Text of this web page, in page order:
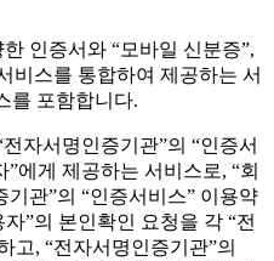
인증서와 “모바일 신분증”,
비스를 통합하여 제공하는 서
를 포함합니다.
자서명인증기관”의 “인증서
에게 제공하는 서비스로, “회
기관”의 “인증서비스” 이용약
”의 본인확인 요청을 각 “전
고, “전자서명인증기관”의